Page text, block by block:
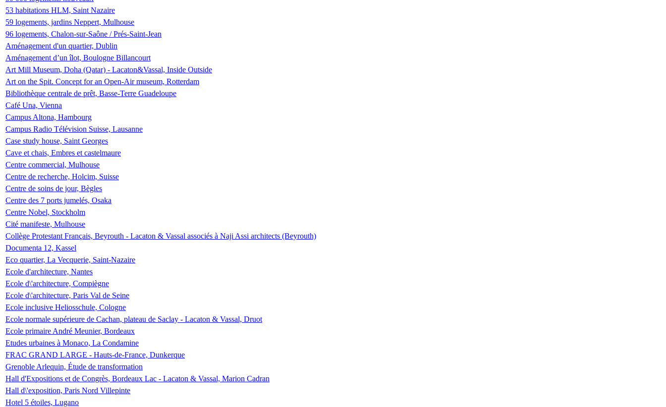
53 habitations HLM, Saint Nazaire
59 logements, jardins Neppert, Mulhouse
96 logements, Chalon-sur-Saône / Prés-Saint-Jean
Aménagement d'un quartier, Dublin
Aménagement d’un îlot, Boulogne Billancourt
Art Mill Museum, Doha (Qatar) - Lacaton&Vassal, Inside Outside
Art on the Spit. Concept for an Open-Air museum, Rotterdam
Bibliothèque centrale de prêt, Basse-Terre Guadeloupe
Café Una, Vienna
Campus Altona, Hambourg
Campus Radio Télévision Suisse, Lausanne
Case study house, Saint Georges
Cave et chais, Embres et castelmaure
Centre commercial, Mulhouse
Centre de recherche, Holcim, Suisse
Centre de soins de jour, Bègles
Centre des 7 ports jumelés, Osaka
Centre Nobel, Stockholm
Cité manifeste, Mulhouse
Collège Protestant Français, Beyrouth - Lacaton & Vassal associés à Naji Assi architects (Beyrouth)
Documenta 12, Kassel
Eco quartier, La Vecquerie, Saint-Nazaire
Ecole d'architecture, Nantes
Ecole d\'architecture, Compiègne
Ecole d\'architecture, Paris Val de Seine
Ecole inclusive Heliosschule, Cologne
Ecole normale supérieure de Cachan, plateau de Saclay - Lacaton & Vassal, Druot
Ecole primaire André Meunier, Bordeaux
Etudes urbaines à Monaco, La Condamine
FRAC GRAND LARGE - Hauts-de-France, Dunkerque
Grenoble Arlequin, Étude de transformation
Hall d'Expositions et de Congrès, Bordeaux Lac - Lacaton & Vassal, Marion Cadran
Hall d\'exposition, Paris Nord Villepinte
Hotel 5 étoiles, Lugano